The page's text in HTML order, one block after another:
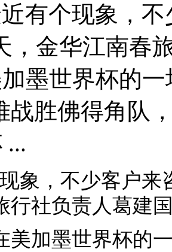
近有个现象，
，金华江南春
加墨世界杯的
战胜佛得角队
...
象，不少客户
行社负责人葛建
美加墨世界杯的